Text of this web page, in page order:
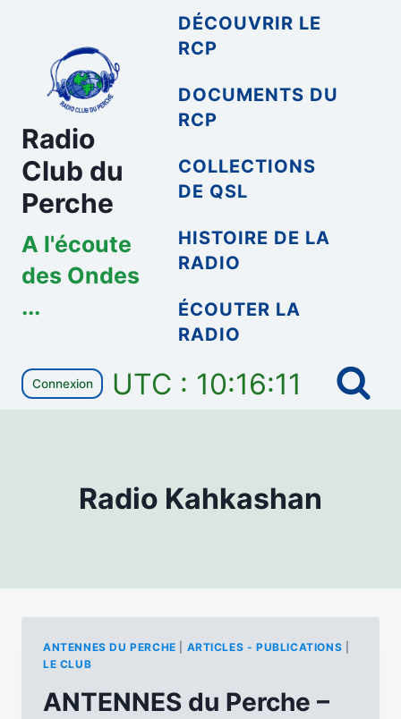
contenu
Radio
Club du
Perche
A l'écoute
des Ondes
...
DÉCOUVRIR LE
RCP
DOCUMENTS DU
RCP
COLLECTIONS
DE QSL
HISTOIRE DE LA
RADIO
ÉCOUTER LA
RADIO
Connexion UTC : 10:16:11
Radio Kahkashan
ANTENNES DU PERCHE ARTICLES - PUBLICATIONS
LE CLUB
ANTENNES du Perche –